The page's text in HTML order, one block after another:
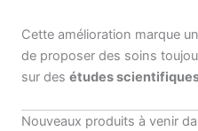
Cette amélioration marque
de proposer des soins
sur des études
Nouveaux produits à venir